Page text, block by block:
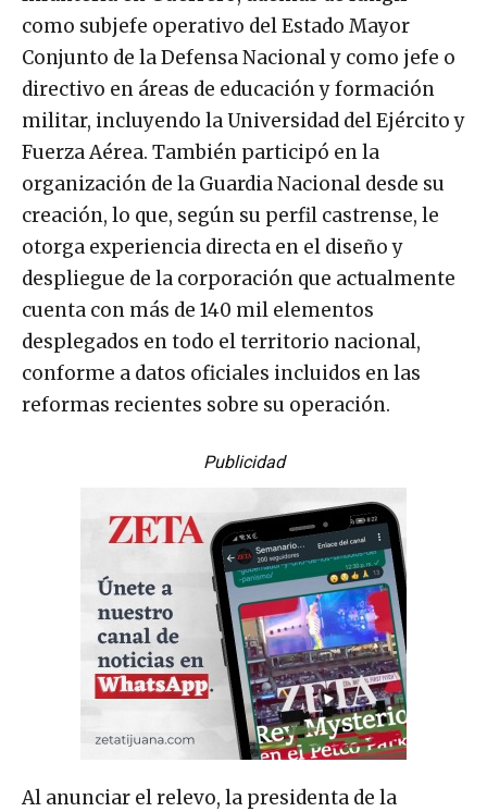
como subjefe operativo del Estado Mayor
Conjunto de la Defensa Nacional y como jefe o
directivo en áreas de educación y formación
militar, incluyendo la Universidad del Ejército y
Fuerza Aérea. También participó en la
organización de la Guardia Nacional desde su
creación, lo que, según su perfil castrense, le
otorga experiencia directa en el diseño y
despliegue de la corporación que actualmente
cuenta con más de 140 mil elementos
desplegados en todo el territorio nacional,
conforme a datos oficiales incluidos en las
reformas recientes sobre su operación.
Publicidad
Al anunciar el relevo, la presidenta de la